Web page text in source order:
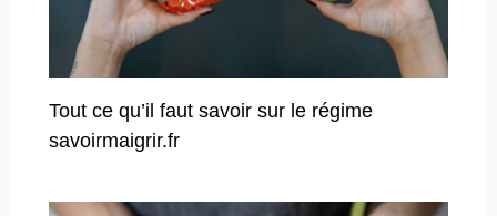
Tout ce qu’il faut savoir sur le régime
savoirmaigrir.fr